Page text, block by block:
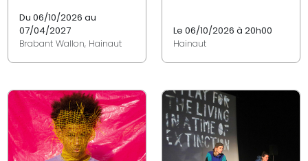
Du 06/10/2026 au
07/04/2027
Brabant Wallon, Hainaut
Le 06/10/2026 à 20h00
Hainaut